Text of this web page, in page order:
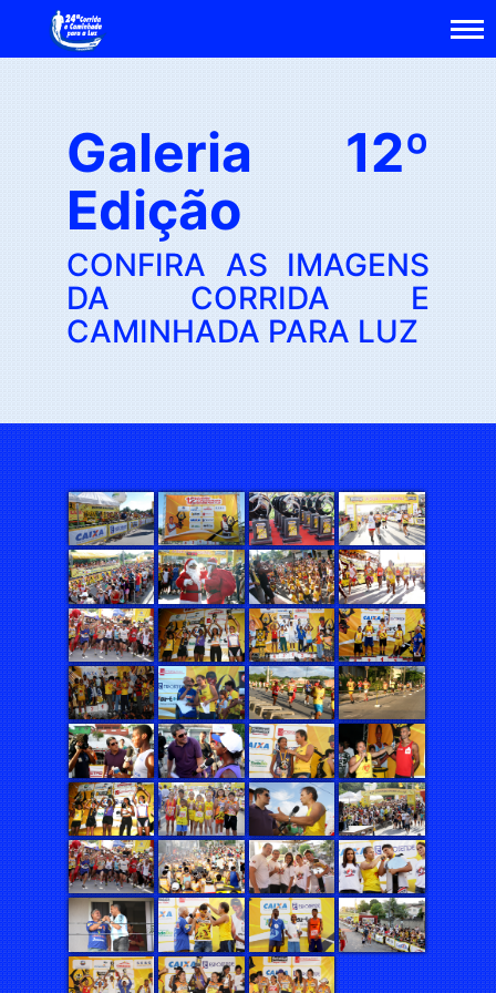
Galeria 12º
Edição
CONFIRA AS IMAGENS
DA CORRIDA E
CAMINHADA PARA LUZ